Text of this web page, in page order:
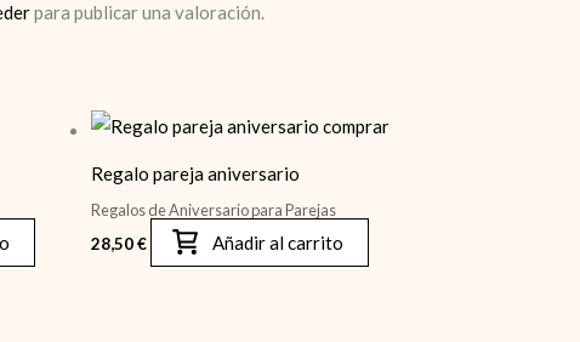
para publicar una valoración.
Regalo pareja aniversario
Regalos de Aniversario para Parejas
28,50€ Añadir al carrito